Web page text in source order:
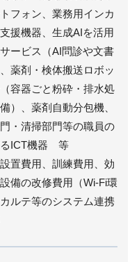
フォン、業務用インカ
援機器、生成AIを活用
ービス（AI問診や文書
薬剤・検体搬送ロボッ
容器ごと粉砕・排水処
）、薬剤自動分包機、
・清掃部門等の職員の
るICT機器 等
置費用、訓練費用、効
備の改修費用（Wi-Fi環
ルテ等のシステム連携